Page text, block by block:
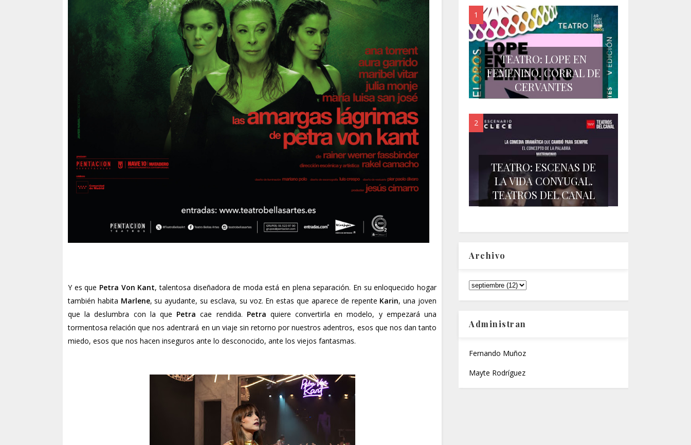
Y es que Petra Von Kant, talentosa diseñadora de moda está en plena separación. En su enloquecido hogar
también habita Marlene, su ayudante, su esclava, su voz. En estas que aparece de repente Karin, una joven
que la deslumbra con la que Petra cae rendida. Petra quiere convertirla en modelo, y empezará una
tormentosa relación que nos adentrará en un viaje sin retorno por nuestros adentros, esos que nos dan tanto
miedo, esos que nos hacen inseguros ante lo desconocido, ante los viejos fantasmas.
TEATRO: LOPE EN
FEMENINO. CORRAL DE
CERVANTES
TEATRO: ESCENAS DE
LA VIDA CONYUGAL.
TEATROS DEL CANAL
Archivo
Administran
Fernando Muñoz
Mayte Rodríguez